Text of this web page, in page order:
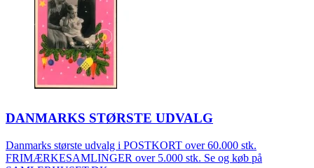
DANMARKS STØRSTE UDVALG
Danmarks største udvalg i POSTKORT over 60.000 stk.
FRIMÆRKESAMLINGER over 5.000 stk. Se og køb på